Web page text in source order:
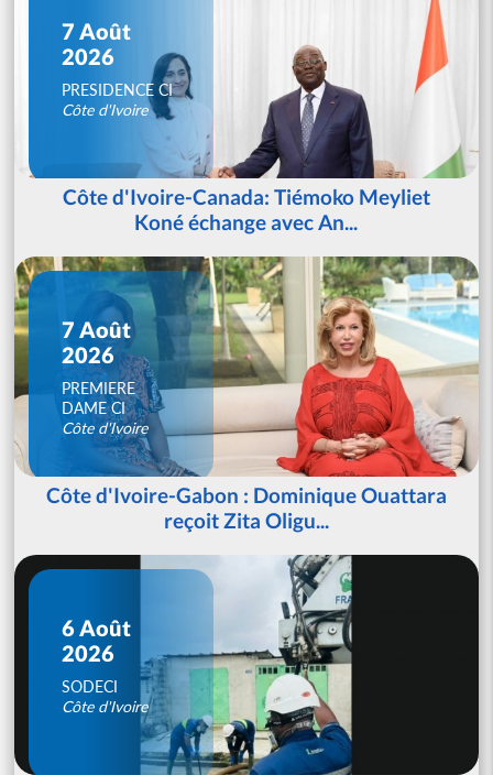
7 Août
2026
PRESIDENCE CI
Côte d'Ivoire
Côte d'Ivoire-Canada: Tiémoko Meyliet
Koné échange avec An...
7 Août
2026
PREMIERE
DAME CI
Côte d'Ivoire
Côte d'Ivoire-Gabon : Dominique Ouattara
reçoit Zita Oligu...
6 Août
2026
SODECI
Côte d'Ivoire